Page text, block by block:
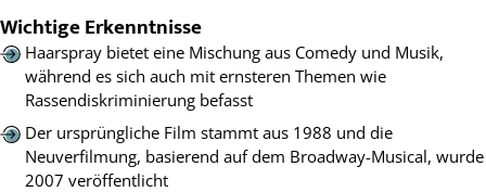
Wichtige Erkenntnisse
Haarspray bietet eine Mischung aus Comedy und Musik,
während es sich auch mit ernsteren Themen wie
Rassendiskriminierung befasst
Der ursprüngliche Film stammt aus 1988 und die
Neuverfilmung, basierend auf dem Broadway-Musical, wurde
2007 veröffentlicht